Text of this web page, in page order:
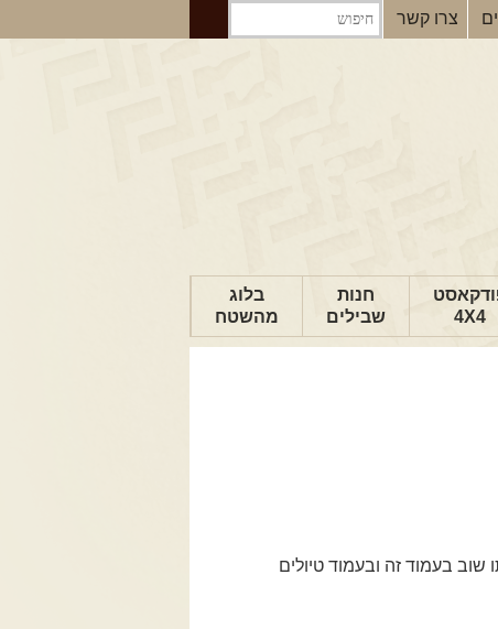
צרו קשר
4X4
חנות
שבילים
בלוג
מהשטח
שוב בעמוד זה ובעמוד טיולים